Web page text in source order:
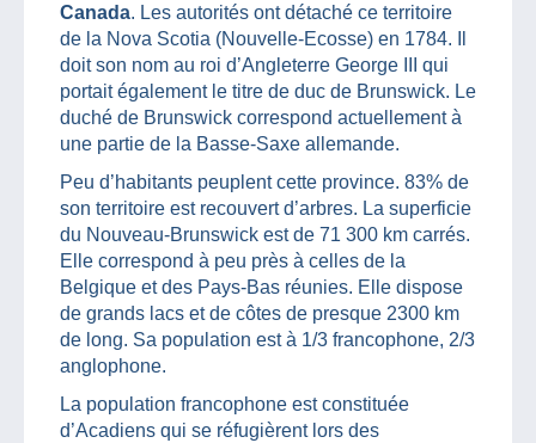
Canada. Les autorités ont détaché ce territoire
de la Nova Scotia (Nouvelle-Ecosse) en 1784. Il
doit son nom au roi d’Angleterre George III qui
portait également le titre de duc de Brunswick. Le
duché de Brunswick correspond actuellement à
une partie de la Basse-Saxe allemande.
Peu d’habitants peuplent cette province. 83% de
son territoire est recouvert d’arbres. La superficie
du Nouveau-Brunswick est de 71 300 km carrés.
Elle correspond à peu près à celles de la
Belgique et des Pays-Bas réunies. Elle dispose
de grands lacs et de côtes de presque 2300 km
de long. Sa population est à 1/3 francophone, 2/3
anglophone.
La population francophone est constituée
d’Acadiens qui se réfugièrent lors des